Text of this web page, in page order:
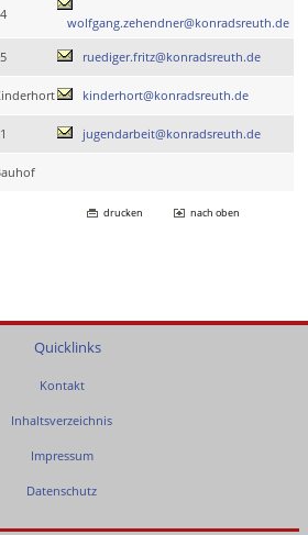
wolfgang.zehendner@konradsreuth.de
ruediger.fritz@konradsreuth.de
kinderhort@konradsreuth.de
jugendarbeit@konradsreuth.de
drucken nach oben
Quicklinks
Kontakt
Inhaltsverzeichnis
Impressum
Datenschutz